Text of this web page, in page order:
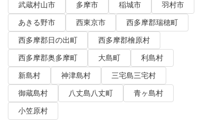
武蔵村山市
多摩市 稲城市
羽村市
あきる野市
西東京市
西多摩郡瑞穂町
西多摩郡日の出町
西多摩郡檜原村
西多摩郡奥多摩町
大島町
利島村
新島村
神津島村
三宅島三宅村
御蔵島村
八丈島八丈町
青ヶ島村
小笠原村